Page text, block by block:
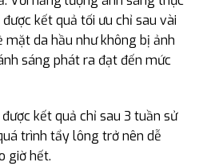
kết quả tối ưu chỉ sau vài
mặt da hầu như không bị ảnh
sáng phát ra đạt đến mức
kết quả chỉ sau 3 tuần sử
trình tẩy lông trở nên dễ
giờ hết.